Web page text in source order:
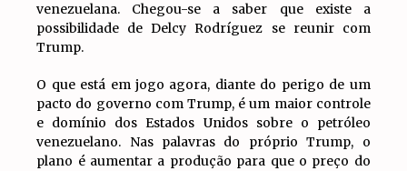
venezuelana. Chegou-se a saber que existe a
possibilidade de Delcy Rodríguez se reunir com
Trump.
O que está em jogo agora, diante do perigo de um
pacto do governo com Trump, é um maior controle
e domínio dos Estados Unidos sobre o petróleo
venezuelano. Nas palavras do próprio Trump, o
plano é aumentar a produção para que o preço do